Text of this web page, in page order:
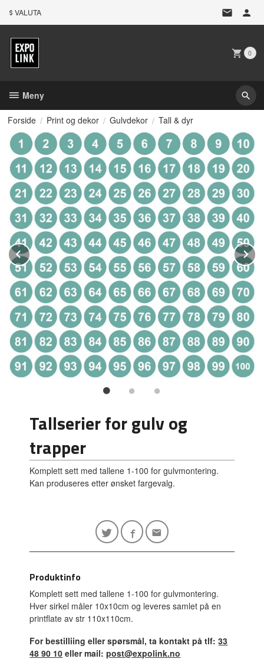
VALUTA
0
Meny
Forside Print og dekor Gulvdekor Tall & dyr
Prev
Tallserier for gulv og
trapper
Komplett sett med tallene 1-100 for gulvmontering.
Kan produseres etter ønsket fargevalg.
Produktinfo
Komplett sett med tallene 1-100 for gulvmontering.
Hver sirkel måler 10x10cm og leveres samlet på en
printflate av str 110x110cm.
For bestilliing eller spørsmål, ta kontakt på tlf:33
48 90 10 eller mail:post@expolink.no